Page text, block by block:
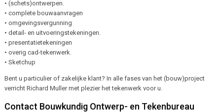
• (schets)ontwerpen.
• complete bouwaanvragen
• omgevingsvergunning
• detail- en uitvoeringstekeningen.
• presentatietekeningen
• overig cad-tekenwerk.
• Sketchup
Bent u particulier of zakelijke klant? In alle fases van het (bouw)project
verricht Richard Muller met plezier het tekenwerk voor u.
Contact Bouwkundig Ontwerp- en Tekenbureau